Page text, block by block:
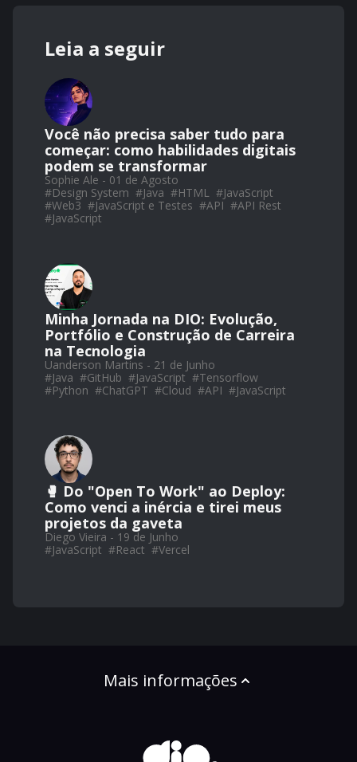
Leia a seguir
Você não precisa saber tudo para
começar: como habilidades digitais
podem se transformar
Sophie Ale - 01 de Agosto
#Design System #Java #HTML #JavaScript
#Web3 #JavaScript e Testes #API #API Rest
#JavaScript
Minha Jornada na DIO: Evolução,
Portfólio e Construção de Carreira
na Tecnologia
Uanderson Martins - 21 de Junho
#Java #GitHub #JavaScript #Tensorflow
#Python #ChatGPT #Cloud #API #JavaScript
🥊 Do "Open To Work" ao Deploy:
Como venci a inércia e tirei meus
projetos da gaveta
Diego Vieira - 19 de Junho
#JavaScript #React #Vercel
Mais informações